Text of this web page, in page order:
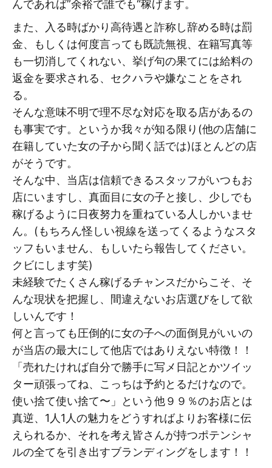
んであれば”余裕で誰でも“稼げます。
また、入る時ばかり高待遇と詐称し辞める時は罰
金、もしくは何度言っても既読無視、在籍写真等
も一切消してくれない、挙げ句の果てには給料の
返金を要求される、セクハラや嫌なことをされ
る。
そんな意味不明で理不尽な対応を取る店があるの
も事実です。というか我々が知る限り(他の店舗に
在籍していた女の子から聞く話では)ほとんどの店
がそうです。
そんな中、当店は信頼できるスタッフがいつもお
店にいますし、真面目に女の子と接し、少しでも
稼げるように日夜努力を重ねている人しかいませ
ん。(もちろん怪しい視線を送ってくるようなスタ
ッフもいません、もしいたら報告してください。
クビにします笑)
未経験でたくさん稼げるチャンスだからこそ、そ
んな現状を把握し、間違えないお店選びをして欲
しいんです！
何と言っても圧倒的に女の子への面倒見がいいの
が当店の最大にして他店ではありえない特徴！！
「売れたければ自分で勝手に写メ日記とかツイッ
ター頑張ってね、こっちは予約とるだけなので。
使い捨て使い捨て〜」という他９９％のお店とは
真逆、1人1人の魅力をどうすればよりお客様に伝
えられるか、それを考え皆さんが持つポテンシャ
ルの全てを引き出すブランディングをします！！